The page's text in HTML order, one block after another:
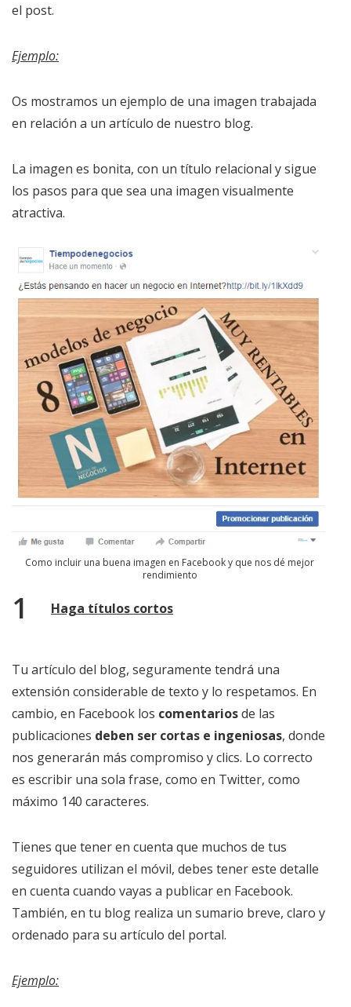
el post.
Ejemplo:
Os mostramos un ejemplo de una imagen trabajada
en relación a un artículo de nuestro blog.
La imagen es bonita, con un título relacional y sigue
los pasos para que sea una imagen visualmente
atractiva.
Como incluir una buena imagen en Facebook y que nos dé mejor
rendimiento
Haga títulos cortos
Tu artículo del blog, seguramente tendrá una
extensión considerable de texto y lo respetamos. En
cambio, en Facebook los comentariosde las
publicaciones deben ser cortas e ingeniosas, donde
nos generarán más compromiso y clics. Lo correcto
es escribir una sola frase, como en Twitter, como
máximo 140 caracteres.
Tienes que tener en cuenta que muchos de tus
seguidores utilizan el móvil, debes tener este detalle
en cuenta cuando vayas a publicar en Facebook.
También, en tu blog realiza un sumario breve, claro y
ordenado para su artículo del portal.
Ejemplo: